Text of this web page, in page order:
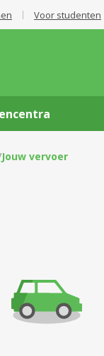
Voor studenten
Jouw vervoer